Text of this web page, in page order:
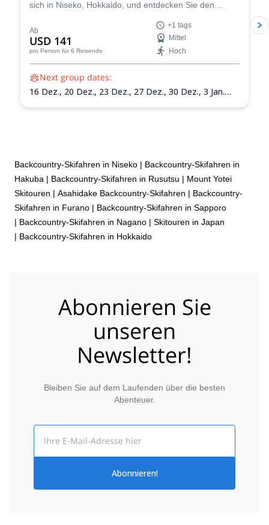
sich in Niseko, Hokkaido, und entdecken Sie den
Skilehrer Nicolas.
Ab
USD 141
pro Person für 6 Reisende
+1 tags
Mittel
Hoch
Next group dates:
16 Dez., 20 Dez., 23 Dez., 27 Dez., 30 Dez., 3 Jan.
14 März 2027,17 März 2027,21 März 2027,24 März
2027,28 März 2027,31 März 2027
Backcountry-Skifahren in Niseko | Backcountry-Skifahren in
Hakuba | Backcountry-Skifahren in Rusutsu | Mount Yotei
Skitouren | Asahidake Backcountry-Skifahren | Backcountry-
Skifahren in Furano | Backcountry-Skifahren in Sapporo
| Backcountry-Skifahren in Nagano | Skitouren in Japan
| Backcountry-Skifahren in Hokkaido
Abonnieren Sie
unseren
Newsletter!
Bleiben Sie auf dem Laufenden über die besten
Abenteuer.
Abonnieren!